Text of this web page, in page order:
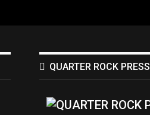
QUARTER ROCK PRESS